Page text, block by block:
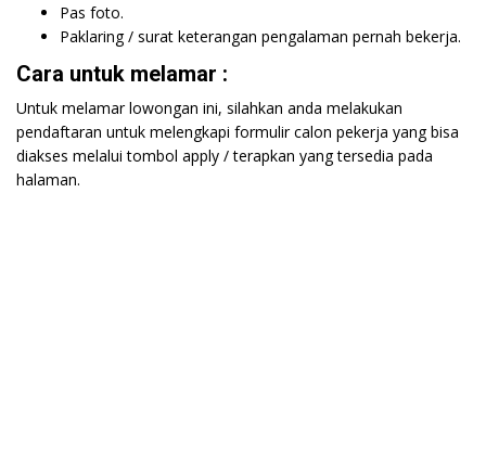
Pas foto.
Paklaring / surat keterangan pengalaman pernah bekerja.
Cara untuk melamar :
Untuk melamar lowongan ini, silahkan anda melakukan
pendaftaran untuk melengkapi formulir calon pekerja yang bisa
diakses melalui tombol apply / terapkan yang tersedia pada
halaman.